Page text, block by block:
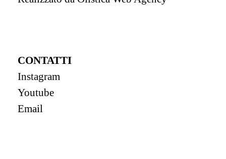
CONTATTI
Instagram
Youtube
Email